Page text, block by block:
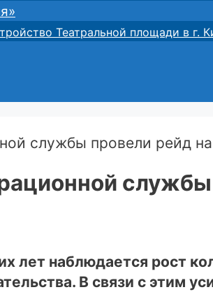
Театральной площади в г.
лет наблюдается рост
В связи с этим